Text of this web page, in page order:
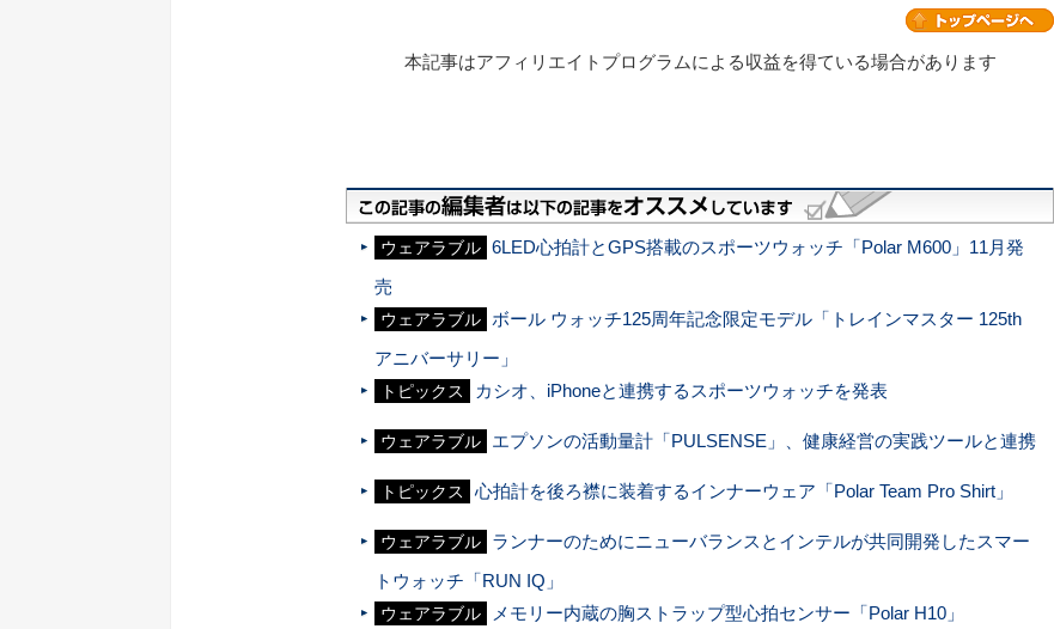
本記事はアフィリエイトプログラムによる収益を得ている場合があります
ウェアラブル 6LED心拍計とGPS搭載のスポーツウォッチ「Polar M600」11月発
売
ウェアラブル
ボール ウォッチ125周年記念限定モデル「トレインマスター 125th
アニバーサリー」
トピックス カシオ、iPhoneと連携するスポーツウォッチを発表
ウェアラブル エプソンの活動量計「PULSENSE」、健康経営の実践ツールと連携
トピックス 心拍計を後ろ襟に装着するインナーウェア「Polar Team Pro Shirt」
ウェアラブル
ランナーのためにニューバランスとインテルが共同開発したスマー
トウォッチ「RUN IQ」
ウェアラブル メモリー内蔵の胸ストラップ型心拍センサー「Polar H10」